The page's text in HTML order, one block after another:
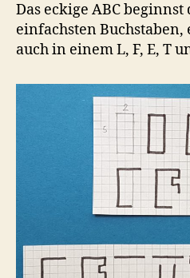
Das eckige ABC
einfachsten Buchstaben,
auch in einem L, F, E, T